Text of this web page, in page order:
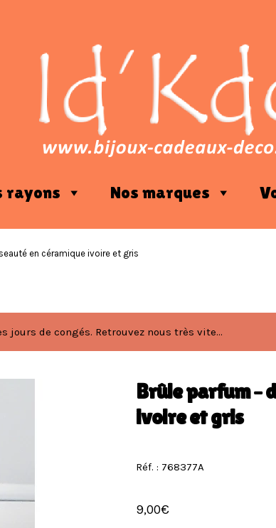
rayons Nos marques
en céramique ivoire et gris
jours de congés. Retrouvez nous très vite...
Brûle parfum –
ivoire et gris
Réf. : 768377A
9,00€